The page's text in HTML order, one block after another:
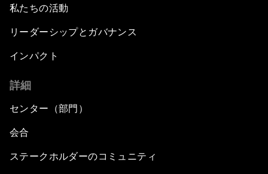
私たちの活動
リーダーシップとガバナンス
インパクト
詳細
センター（部門）
会合
ステークホルダーのコミュニティ